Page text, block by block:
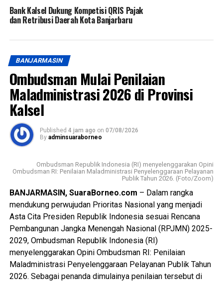
Bank Kalsel Dukung Kompetisi QRIS Pajak
dan Retribusi Daerah Kota Banjarbaru
BANJARMASIN
Ombudsman Mulai Penilaian
Maladministrasi 2026 di Provinsi
Kalsel
Published 4 jam ago on 07/08/2026
By adminsuaraborneo
Ombudsman Republik Indonesia (RI) menyelenggarakan Opini
Ombudsman RI: Penilaian Maladministrasi Penyelenggaraan Pelayanan
Publik Tahun 2026. (Foto/Zoom)
BANJARMASIN, SuaraBorneo.com – Dalam rangka
mendukung perwujudan Prioritas Nasional yang menjadi
Asta Cita Presiden Republik Indonesia sesuai Rencana
Pembangunan Jangka Menengah Nasional (RPJMN) 2025-
2029, Ombudsman Republik Indonesia (RI)
menyelenggarakan Opini Ombudsman RI: Penilaian
Maladministrasi Penyelenggaraan Pelayanan Publik Tahun
2026. Sebagai penanda dimulainya penilaian tersebut di